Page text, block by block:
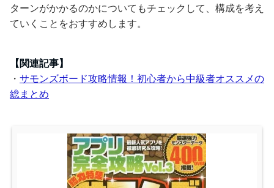
ターンがかかるのかについてもチェックして、構成を考え
ていくことをおすすめします。
【関連記事】
・ サモンズボード攻略情報！初心者から中級者オススメの
総まとめ